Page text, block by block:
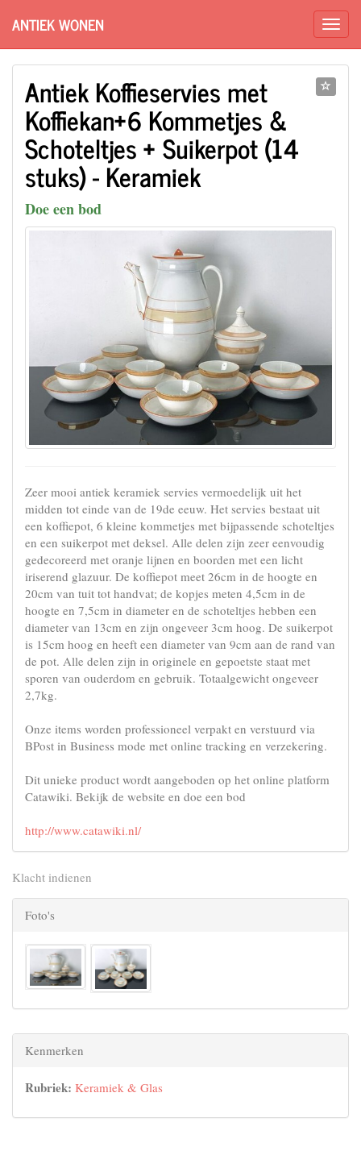
ANTIEK WONEN
Antiek Koffieservies met
Koffiekan+6 Kommetjes &
Schoteltjes + Suikerpot (14
stuks) - Keramiek
Doe een bod
Zeer mooi antiek keramiek servies vermoedelijk uit het
midden tot einde van de 19de eeuw. Het servies bestaat uit
een koffiepot, 6 kleine kommetjes met bijpassende schoteltjes
en een suikerpot met deksel. Alle delen zijn zeer eenvoudig
gedecoreerd met oranje lijnen en boorden met een licht
iriserend glazuur. De koffiepot meet 26cm in de hoogte en
20cm van tuit tot handvat; de kopjes meten 4,5cm in de
hoogte en 7,5cm in diameter en de schoteltjes hebben een
diameter van 13cm en zijn ongeveer 3cm hoog. De suikerpot
is 15cm hoog en heeft een diameter van 9cm aan de rand van
de pot. Alle delen zijn in originele en gepoetste staat met
sporen van ouderdom en gebruik. Totaalgewicht ongeveer
2,7kg.
Onze items worden professioneel verpakt en verstuurd via
BPost in Business mode met online tracking en verzekering.
Dit unieke product wordt aangeboden op het online platform
Catawiki. Bekijk de website en doe een bod
http://www.catawiki.nl/
Klacht indienen
Foto's
Kenmerken
Rubriek: Keramiek & Glas